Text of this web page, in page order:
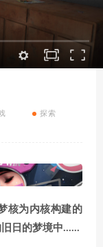
探索
核为内核构建的
旧日的梦境中……